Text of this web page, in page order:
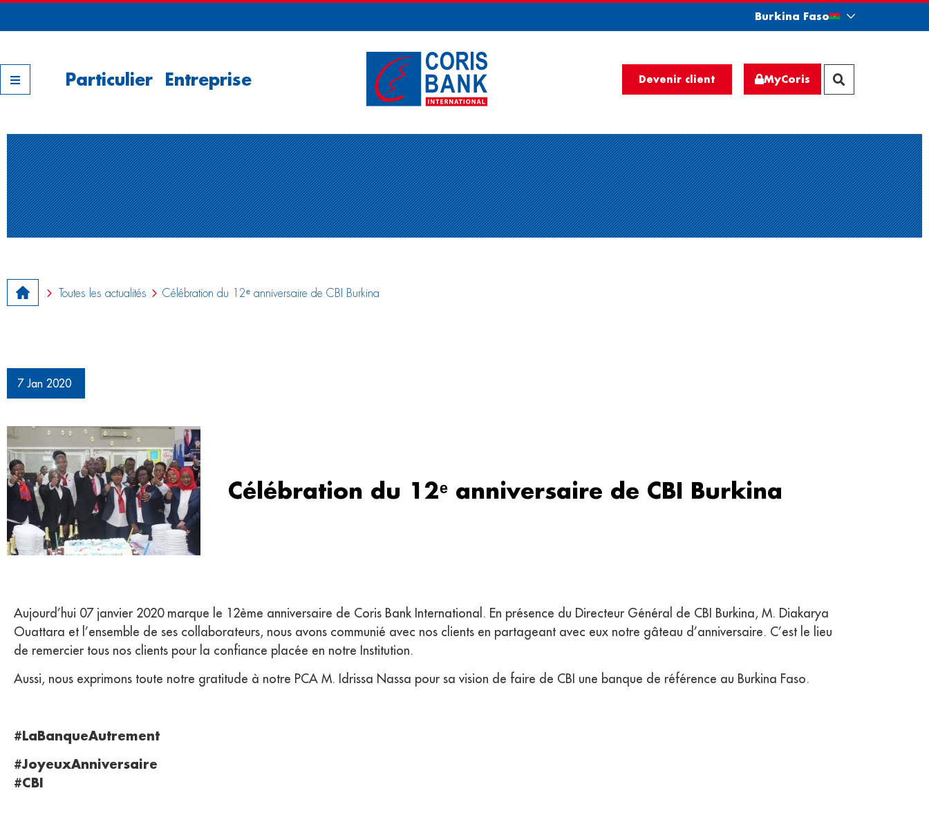
Burkina Faso
Particulier Entreprise Devenir client MyCoris
Toutes les actualités Célébration du 12ᵉ anniversaire de CBI Burkina
7 Jan 2020
Célébration du 12ᵉ anniversaire de CBI Burkina
Aujourd’hui 07 janvier 2020 marque le 12ème anniversaire de Coris Bank International. En présence du Directeur Général de CBI Burkina, M. Diakarya
Ouattara et l’ensemble de ses collaborateurs, nous avons communié avec nos clients en partageant avec eux notre gâteau d’anniversaire. C’est le lieu
de remercier tous nos clients pour la confiance placée en notre Institution.
Aussi, nous exprimons toute notre gratitude à notre PCA M. Idrissa Nassa pour sa vision de faire de CBI une banque de référence au Burkina Faso.
#LaBanqueAutrement
#JoyeuxAnniversaire
#CBI